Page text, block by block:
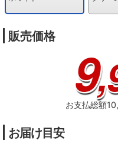
販売価格
9
お支払総額
お届け目安